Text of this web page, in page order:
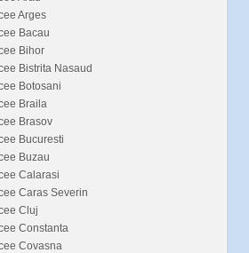
Arges
Bacau
Bihor
Bistrita Nasaud
Botosani
Braila
Brasov
Bucuresti
Buzau
Calarasi
Caras Severin
Cluj
Constanta
Covasna